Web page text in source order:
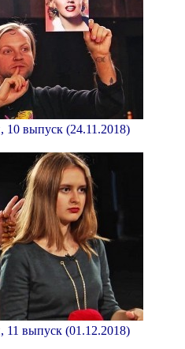
10 выпуск (24.11.2018)
11 выпуск (01.12.2018)